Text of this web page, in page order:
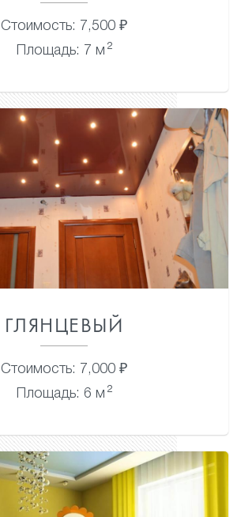
Стоимость: 7,500 ₽
Площадь: 7 м 2
ГЛЯНЦЕВЫЙ
Стоимость: 7,000 ₽
Площадь: 6 м 2